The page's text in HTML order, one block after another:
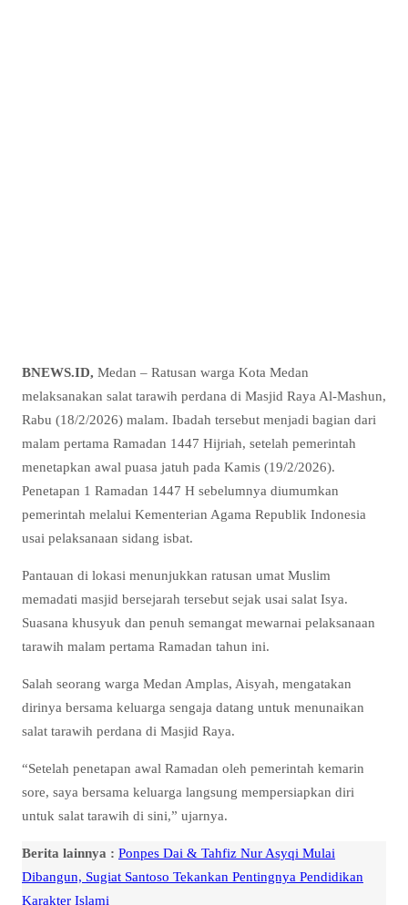
BNEWS.ID, Medan – Ratusan warga Kota Medan
melaksanakan salat tarawih perdana di Masjid Raya Al-Mashun,
Rabu (18/2/2026) malam. Ibadah tersebut menjadi bagian dari
malam pertama Ramadan 1447 Hijriah, setelah pemerintah
menetapkan awal puasa jatuh pada Kamis (19/2/2026).
Penetapan 1 Ramadan 1447 H sebelumnya diumumkan
pemerintah melalui Kementerian Agama Republik Indonesia
usai pelaksanaan sidang isbat.
Pantauan di lokasi menunjukkan ratusan umat Muslim
memadati masjid bersejarah tersebut sejak usai salat Isya.
Suasana khusyuk dan penuh semangat mewarnai pelaksanaan
tarawih malam pertama Ramadan tahun ini.
Salah seorang warga Medan Amplas, Aisyah, mengatakan
dirinya bersama keluarga sengaja datang untuk menunaikan
salat tarawih perdana di Masjid Raya.
“Setelah penetapan awal Ramadan oleh pemerintah kemarin
sore, saya bersama keluarga langsung mempersiapkan diri
untuk salat tarawih di sini,” ujarnya.
Berita lainnya : Ponpes Dai & Tahfiz Nur Asyqi Mulai
Dibangun, Sugiat Santoso Tekankan Pentingnya Pendidikan
Karakter Islami